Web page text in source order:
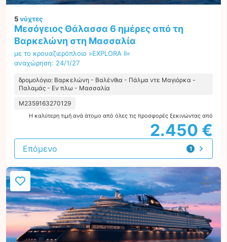
5νύχτες
Μεσόγειος Θάλασσα 6 ημέρες από τη
Βαρκελώνη στη Μασσαλία
με το κρουαζιερόπλοιο »EXPLORA II«
αναχώρηση: 24/1/27
δρομολόγιο: Βαρκελώνη - Βαλένθια - Πάλμα ντε Μαγιόρκα -
Παλαμάς - Εν πλω - Μασσαλία
M2359163270129
Η καλύτερη τιμή ανά άτομο από όλες τις προσφορές ξεκινώντας από
2.450 €
1
προσφορά
Επόμενο